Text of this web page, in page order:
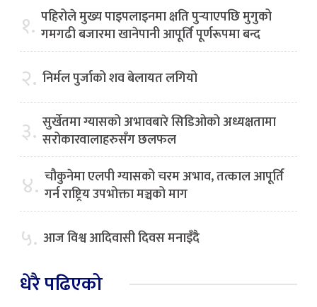
१. पहिरोले मुख्य पाइपलाइनमा क्षति पुर्‍याएपछि मुगुको
गमगढी बजारमा खानेपानी आपूर्ति पूर्णरूपमा बन्द
२. निर्मल पुर्जाको शव बेलायत लगियो
३. सुर्खेतमा ग्यासको अभावबारे सिडिओको अध्यक्षतामा
सरोकारवालाहरुसँग छलफल
४. चौकुनेमा एलपी ग्यासको चरम अभाव, तत्काल आपूर्ति
गर्न राष्ट्रिय उपभोक्ता मञ्चको माग
५. आज विश्व आदिवासी दिवस मनाइँदै
धेरै पढिएको